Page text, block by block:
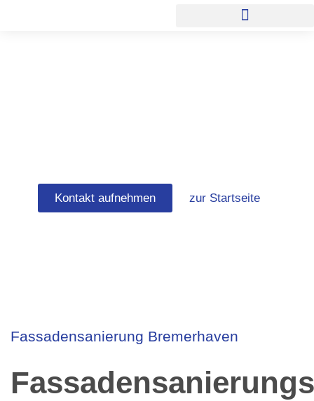
Kontakt aufnehmen zur Startseite
Fassadensanierung Bremerhaven